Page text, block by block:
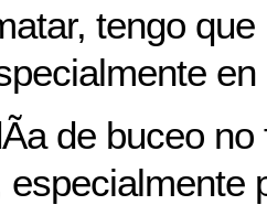
tengo
de buceo
especialmente